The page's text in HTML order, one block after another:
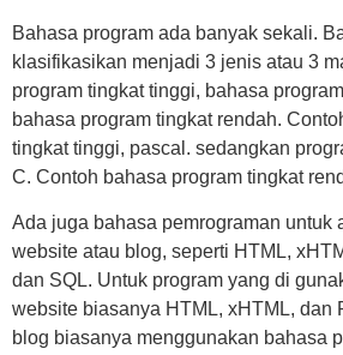
Bahasa program ada banyak sekali.
klasifikasikan menjadi 3 jenis atau 3
program tingkat tinggi, bahasa
bahasa program tingkat rendah.
tingkat tinggi, pascal. sedangkan
C. Contoh bahasa program tingkat
Ada juga bahasa pemrograman untuk
website atau blog, seperti HTML,
dan SQL. Untuk program yang di
website biasanya HTML, xHTML, dan
blog biasanya menggunakan bahasa